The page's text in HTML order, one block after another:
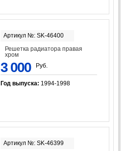
Артикул №: SK-46400
Решетка радиатора правая
хром
3 000 Руб.
Год выпуска: 1994-1998
Артикул №: SK-46399